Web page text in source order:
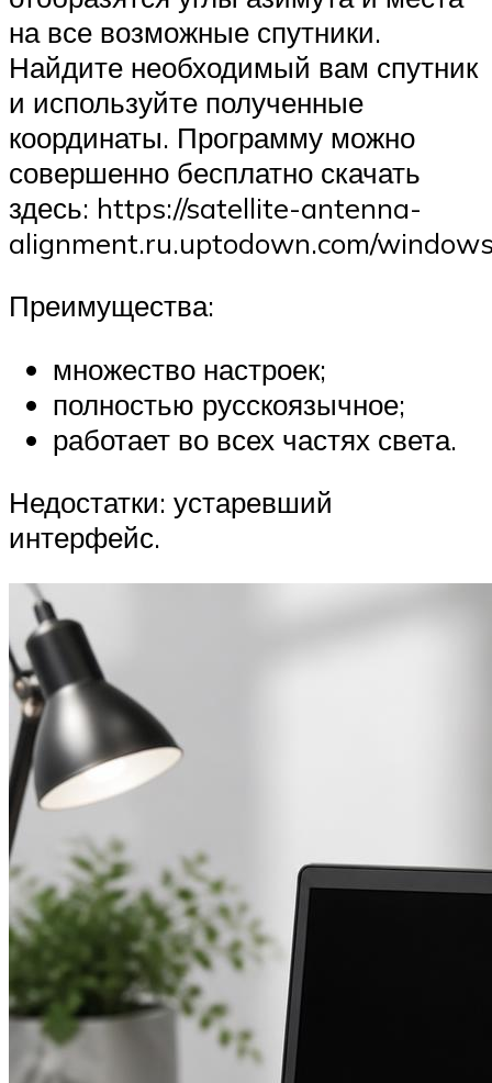
на все возможные спутники.
Найдите необходимый вам спутник
и используйте полученные
координаты. Программу можно
совершенно бесплатно скачать
здесь: https://satellite-antenna-
alignment.ru.uptodown.com/
Преимущества:
множество настроек;
полностью русскоязычное;
работает во всех частях света.
Недостатки: устаревший
интерфейс.